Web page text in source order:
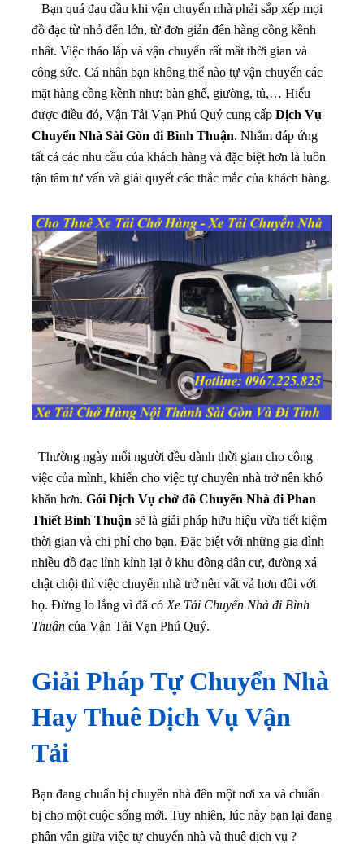
Bạn quá đau đầu khi vận chuyển nhà phải sắp xếp mọi
đồ đạc từ nhỏ đến lớn, từ đơn giản đến hàng cồng kềnh
nhất. Việc tháo lắp và vận chuyển rất mất thời gian và
công sức. Cá nhân bạn không thể nào tự vận chuyển các
mặt hàng cồng kềnh như: bàn ghế, giường, tủ,… Hiểu
được điều đó, Vận Tải Vạn Phú Quý cung cấp Dịch Vụ
Chuyển Nhà Sài Gòn đi Bình Thuận. Nhằm đáp ứng
tất cả các nhu cầu của khách hàng và đặc biệt hơn là luôn
tận tâm tư vấn và giải quyết các thắc mắc của khách hàng.
Thường ngày mổi người đều dành thời gian cho công
việc của mình, khiến cho việc tự chuyển nhà trở nên khó
khăn hơn. Gói Dịch Vụ chở đồ Chuyển Nhà đi Phan
Thiết Bình Thuận sẽ là giải pháp hữu hiệu vừa tiết kiệm
thời gian và chi phí cho bạn. Đặc biệt với những gia đình
nhiều đồ đạc lỉnh kỉnh lại ở khu đông dân cư, đường xá
chật chội thì việc chuyển nhà trở nên vất vả hơn đối với
họ. Đừng lo lắng vì đã có Xe Tải Chuyển Nhà đi Bình
Thuận của Vận Tải Vạn Phú Quý.
Giải Pháp Tự Chuyển Nhà
Hay Thuê Dịch Vụ Vận
Tải
Bạn đang chuẩn bị chuyển nhà đến một nơi xa và chuẩn
bị cho một cuộc sống mới. Tuy nhiên, lúc này bạn lại đang
phân vân giữa việc tự chuyển nhà và thuê dịch vụ ?